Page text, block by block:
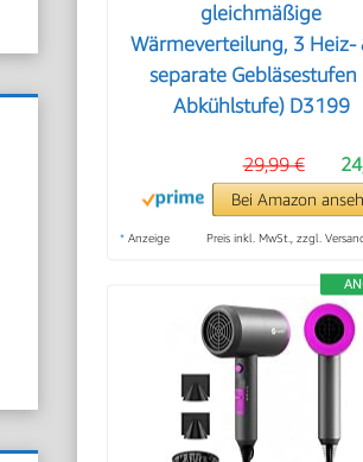
gleichmäßige
Wärmeverteilung, 3 Heiz-
separate Gebläsestufen
Abkühlstufe) D3199
29,99 €
Bei Amazon
* Anzeige Preis inkl. MwSt., zzgl.